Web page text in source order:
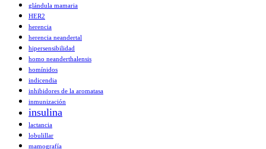
glándula mamaria
HER2
herencia
herencia neandertal
hipersensibilidad
homo neanderthalensis
homínidos
indicendia
inhibidores de la aromatasa
inmunización
insulina
lactancia
lobulillar
mamografía